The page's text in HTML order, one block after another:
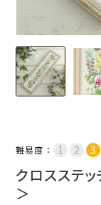
難易度：
クロスステ
＞